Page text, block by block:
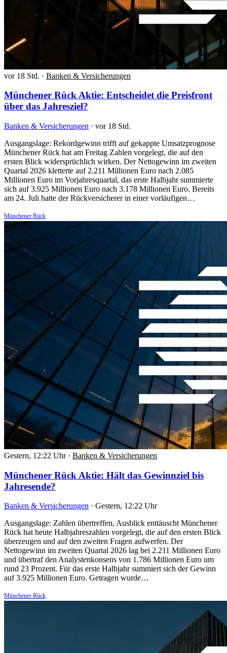
vor 18 Std. · Banken & Versicherungen
Münchener Rück Aktie: Entscheidet die Preisfront
über das Jahresziel?
Banken & Versicherungen · vor 18 Std.
Ausgangslage: Rekordgewinn trifft auf gekappte Umsatzprognose
Münchener Rück hat am Freitag Zahlen vorgelegt, die auf den
ersten Blick widersprüchlich wirken. Der Nettogewinn im zweiten
Quartal 2026 kletterte auf 2.211 Millionen Euro nach 2.085
Millionen Euro im Vorjahresquartal, das erste Halbjahr summierte
sich auf 3.925 Millionen Euro nach 3.178 Millionen Euro. Bereits
am 24. Juli hatte der Rückversicherer in einer vorläufigen…
Münchener Rück
Gestern, 12:22 Uhr · Banken & Versicherungen
Münchener Rück Aktie: Hält das Gewinnziel bis
Jahresende?
Banken & Versicherungen · Gestern, 12:22 Uhr
Ausgangslage: Zahlen übertreffen, Ausblick enttäuscht Münchener
Rück hat heute Halbjahreszahlen vorgelegt, die auf den ersten Blick
überzeugen und auf den zweiten Fragen aufwerfen. Der
Nettogewinn im zweiten Quartal 2026 lag bei 2.211 Millionen Euro
und übertraf den Analystenkonsens von 1.786 Millionen Euro um
rund 23 Prozent. Für das erste Halbjahr summiert sich der Gewinn
auf 3.925 Millionen Euro. Getragen wurde…
Münchener Rück